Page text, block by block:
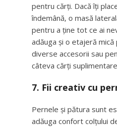
pentru cărți. Dacă îți
îndemână, o masă
pentru a ține tot ce ai
adăuga și o etajeră
diverse accesorii sau
câteva cărți
7. Fii creativ cu
Pernele și pătura sunt
adăuga confort colțului